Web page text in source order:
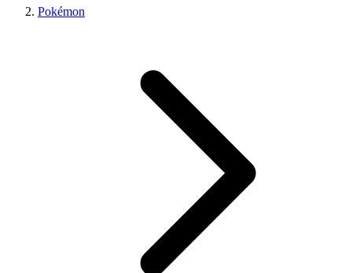
Pokémon